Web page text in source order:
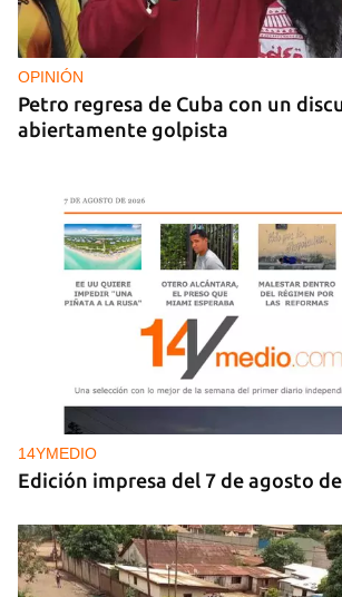
Leonardo Padura
OPINIÓN
Petro regresa de Cuba con un
abiertamente golpista
14YMEDIO
Edición impresa del 7 de agosto